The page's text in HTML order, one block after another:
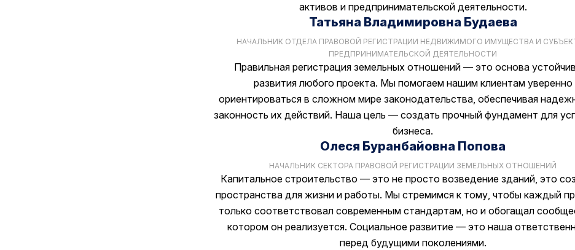
активов и предпринимательской деятельности.
Татьяна Владимировна Будаева
НАЧАЛЬНИК ОТДЕЛА ПРАВОВОЙ РЕГИСТРАЦИИ НЕДВИЖИМОГО ИМУЩЕСТВА И
ПРЕДПРИНИМАТЕЛЬСКОЙ ДЕЯТЕЛЬНОСТИ
Правильная регистрация земельных отношений — это основа
развития любого проекта. Мы помогаем нашим клиентам уверенно
ориентироваться в сложном мире законодательства, обеспечивая
законность их действий. Наша цель — создать прочный фундамент для
бизнеса.
Олеся Буранбайовна Попова
НАЧАЛЬНИК СЕКТОРА ПРАВОВОЙ РЕГИСТРАЦИИ ЗЕМЕЛЬНЫХ ОТНОШЕНИЙ
Капитальное строительство — это не просто возведение зданий, это
пространства для жизни и работы. Мы стремимся к тому, чтобы каждый
только соответствовал современным стандартам, но и обогащал
котором он реализуется. Социальное развитие — это наша
перед будущими поколениями.